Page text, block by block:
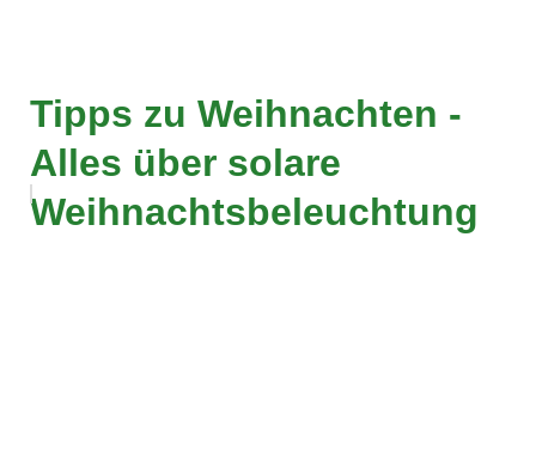
Tipps zu Weihnachten -
Alles über solare
Weihnachtsbeleuchtung